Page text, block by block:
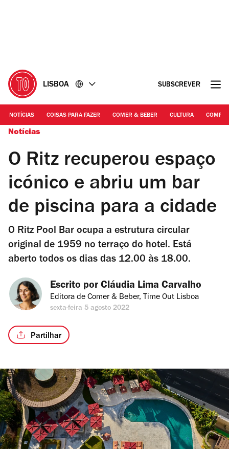
LISBOA SUBSCREVER
NOTÍCIAS COISAS PARA FAZER COMER & BEBER CULTURA
Notícias
O Ritz recuperou espaço
icónico e abriu um bar
de piscina para a cidade
O Ritz Pool Bar ocupa a estrutura circular
original de 1959 no terraço do hotel. Está
aberto todos os dias das 12.00 às 18.00.
Escrito por Cláudia Lima Carvalho
Editora de Comer & Beber, Time Out Lisboa
sexta-feira 5 agosto 2022
Partilhar